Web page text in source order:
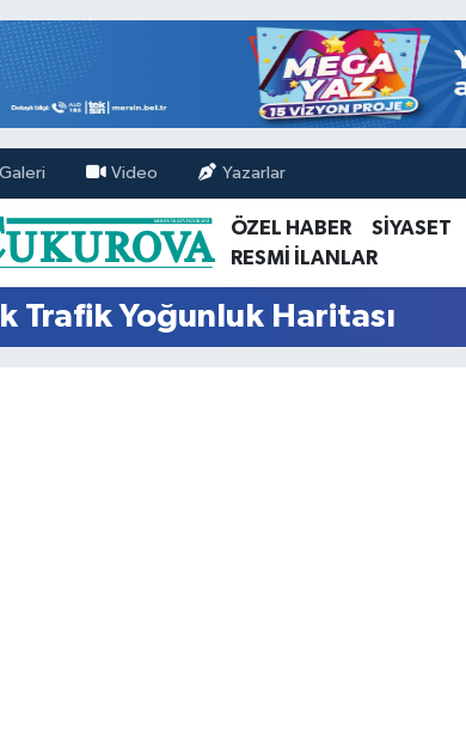
Video Yazarlar
ÖZEL HABER SİYASET
RESMİ İLANLAR
Trafik Yoğunluk Haritası
Haritası